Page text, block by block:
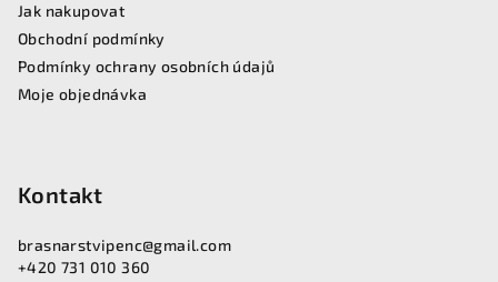
Jak nakupovat
Obchodní podmínky
Podmínky ochrany osobních údajů
Moje objednávka
Kontakt
brasnarstvipenc@gmail.com
+420 731 010 360